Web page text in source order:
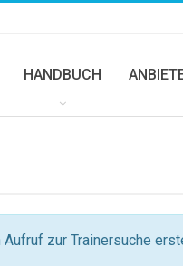
HANDBUCH
zur Trainersuche